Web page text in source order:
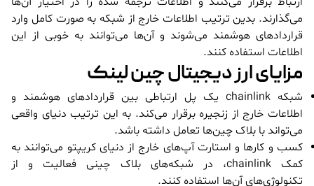
می‌گذارند. بدین ترتیب اطلاعات خارج از شبکه به صورت کامل وارد
قراردادهای هوشمند می‌شوند و آن‌ها می‌توانند به خوبی از این
اطلاعات استفاده کنند.
مزایای ارز دیجیتال چین لینک
شبکه chainlink یک پل ارتباطی بین قراردادهای هوشمند و
اطلاعات خارج از زنجیره برقرار می‌کند. به این ترتیب دنیای واقعی
می‌تواند با بلاک چین‌ها تعامل داشته باشد.
کسب و کارها و استارت آپ‌های خارج از دنیای کریپتو می‌توانند به
کمک chainlink، در شبکه‌های بلاک چینی فعالیت و از
تکنولوژی‌های آن‌ها استفاده کنند.